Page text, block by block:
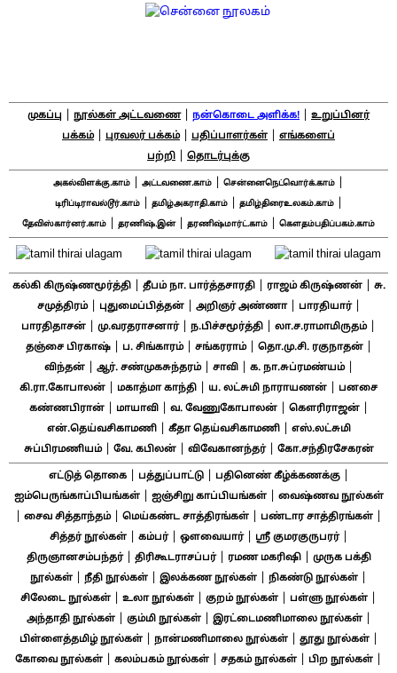
முகப்பு நூல்கள் அட்டவணை| நன்கொடை அளிக்க!
உறுப்பினர்
பக்கம்| புரவலர் பக்கம்| பதிப்பாளர்கள்
எங்களைப்
பற்றி
தொடர்புக்கு
அகல்விளக்கு.காம் அட்டவணை.காம் சென்னைநெட்வொர்க்.காம்
டிரிப்டிராவல்டூர்.காம்| தமிழ்அகராதி.காம்| தமிழ்திரைஉலகம்.காம்|
தேவிஸ்கார்னர்.காம் தரணிஷ்.இன்| தரணிஷ்மார்ட்.காம் கௌதம்பதிப்பகம்.காம்
கல்கி கிருஷ்ணமூர்த்தி| தீபம் நா. பார்த்தசாரதி| ராஜம் கிருஷ்ணன்|
சு.
சமுத்திரம்| புதுமைப்பித்தன்| அறிஞர் அண்ணா| பாரதியார்|
பாரதிதாசன் மு.வரதராசனார்| ந.பிச்சமூர்த்தி லா.ச.ராமாமிருதம்|
தஞ்சை பிரகாஷ்| ப. சிங்காரம்| சங்கரராம்| தொ.மு.சி. ரகுநாதன்|
விந்தன்| ஆர். சண்முகசுந்தரம்| சாவி| க. நா.சுப்ரமண்யம்|
கி.ரா.கோபாலன் மகாத்மா காந்தி ய. லட்சுமி நாராயணன்
பனசை
கண்ணபிரான்| மாயாவி| வ. வேணுகோபாலன்| கௌரிராஜன்|
என்.தெய்வசிகாமணி| கீதா தெய்வசிகாமணி|
எஸ்.லட்சுமி
சுப்பிரமணியம்| வே. கபிலன்| விவேகானந்தர்| கோ.சந்திரசேகரன்
எட்டுத் தொகை| பத்துப்பாட்டு| பதினெண் கீழ்க்கணக்கு|
ஐம்பெருங்காப்பியங்கள்| ஐஞ்சிறு காப்பியங்கள்| வைஷ்ணவ நூல்கள்
சைவ சித்தாந்தம்| மெய்கண்ட சாத்திரங்கள் பண்டார சாத்திரங்கள்
சித்தர் நூல்கள்| கம்பர்| ஔவையார்| ஸ்ரீ குமரகுருபரர்|
திருஞானசம்பந்தர்| திரிகூடராசப்பர்| ரமண மகரிஷி|
முருக பக்தி
நூல்கள்
நீதி நூல்கள் இலக்கண நூல்கள் நிகண்டு நூல்கள்
சிலேடை நூல்கள் உலா நூல்கள் குறம் நூல்கள் பள்ளு நூல்கள்
அந்தாதி நூல்கள்| கும்மி நூல்கள்| இரட்டைமணிமாலை நூல்கள்|
பிள்ளைத்தமிழ் நூல்கள்| நான்மணிமாலை நூல்கள்| தூது நூல்கள்|
கோவை நூல்கள் கலம்பகம் நூல்கள் சதகம் நூல்கள் பிற நூல்கள்